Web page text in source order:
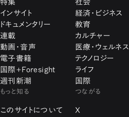
特集
インサイト
ドキュメンタリー
連載
動画・音声
電子書籍
国際+Foresight
週刊新潮
社会
経済・ビジネス
教育
カルチャー
医療・ウェルネス
テクノロジー
ライフ
国際
もっと知る
このサイトについて
つながる
X